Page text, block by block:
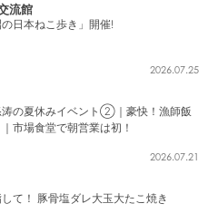
流館
日本ねこ歩き」開催!
2026.07.25
涛の夏休みイベント②｜豪快！漁師飯
市場食堂で朝営業は初！
2026.07.21
て！ 豚骨塩ダレ大玉大たこ焼き